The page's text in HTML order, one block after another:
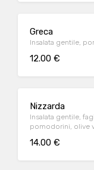
Greca
Insalata gentile,
12.00 €
Nizzarda
Insalata gentile,
pomodorini, olive
14.00 €